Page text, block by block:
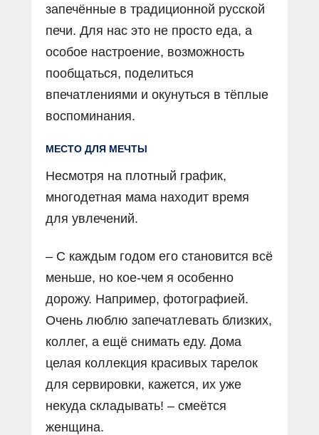
запечённые в традиционной русской
печи. Для нас это не просто еда, а
особое настроение, возможность
пообщаться, поделиться
впечатлениями и окунуться в тёплые
воспоминания.
МЕСТО ДЛЯ МЕЧТЫ
Несмотря на плотный график,
многодетная мама находит время
для увлечений.
– С каждым годом его становится всё
меньше, но кое-чем я особенно
дорожу. Например, фотографией.
Очень люблю запечатлевать близких,
коллег, а ещё снимать еду. Дома
целая коллекция красивых тарелок
для сервировки, кажется, их уже
некуда складывать! – смеётся
женщина.